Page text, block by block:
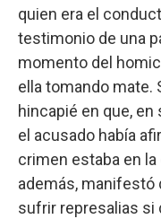
quien era el
testimonio de una
momento del
ella tomando mate.
hincapié en que,
el acusado había
crimen estaba en
además, manifestó
sufrir represalias si